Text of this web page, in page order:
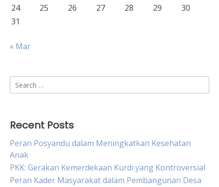
24
25 26 27 28 29
30
31
« Mar
Search
for:
Recent Posts
Peran Posyandu dalam Meningkatkan Kesehatan
Anak
PKK: Gerakan Kemerdekaan Kurdi yang Kontroversial
Peran Kader Masyarakat dalam Pembangunan Desa